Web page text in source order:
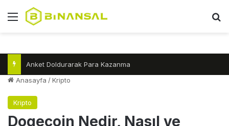
Menü
Anket Doldurarak Para Kazanma
Anasayfa /Kripto
Kripto
Dogecoin Nedir, Nasıl ve